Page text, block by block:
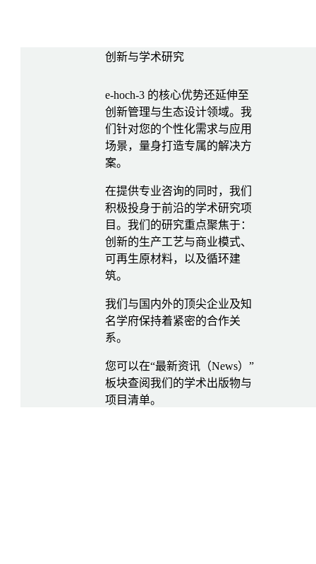
创新与学术研究
e-hoch-3 的核心优势还延伸至
创新管理与生态设计领域。我
们针对您的个性化需求与应用
场景，量身打造专属的解决方
案。
在提供专业咨询的同时，我们
积极投身于前沿的学术研究项
目。我们的研究重点聚焦于：
创新的生产工艺与商业模式、
可再生原材料，以及循环建
筑。
我们与国内外的顶尖企业及知
名学府保持着紧密的合作关
系。
您可以在“最新资讯（News）”
板块查阅我们的学术出版物与
项目清单。